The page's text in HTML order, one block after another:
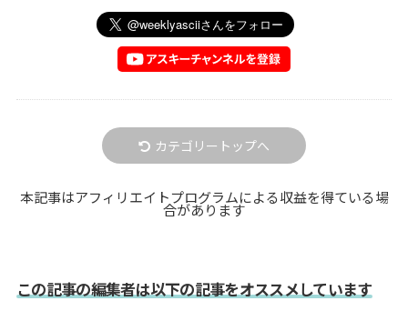
カテゴリートップへ
本記事はアフィリエイトプログラムによる収益を得ている場
合があります
この記事の編集者は以下の記事をオススメしています